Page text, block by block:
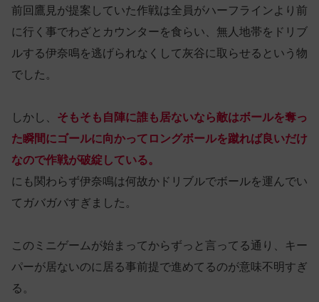
前回鷹見が提案していた作戦は全員がハーフラインより前
に行く事でわざとカウンターを食らい、無人地帯をドリブ
ルする伊奈鳴を逃げられなくして灰谷に取らせるという物
でした。
しかし、 そもそも自陣に誰も居ないなら敵はボールを奪っ
た瞬間にゴールに向かってロングボールを蹴れば良いだけ
なので作戦が破綻している。
にも関わらず伊奈鳴は何故かドリブルでボールを運んでい
てガバガバすぎました。
このミニゲームが始まってからずっと言ってる通り、キー
パーが居ないのに居る事前提で進めてるのが意味不明すぎ
る。